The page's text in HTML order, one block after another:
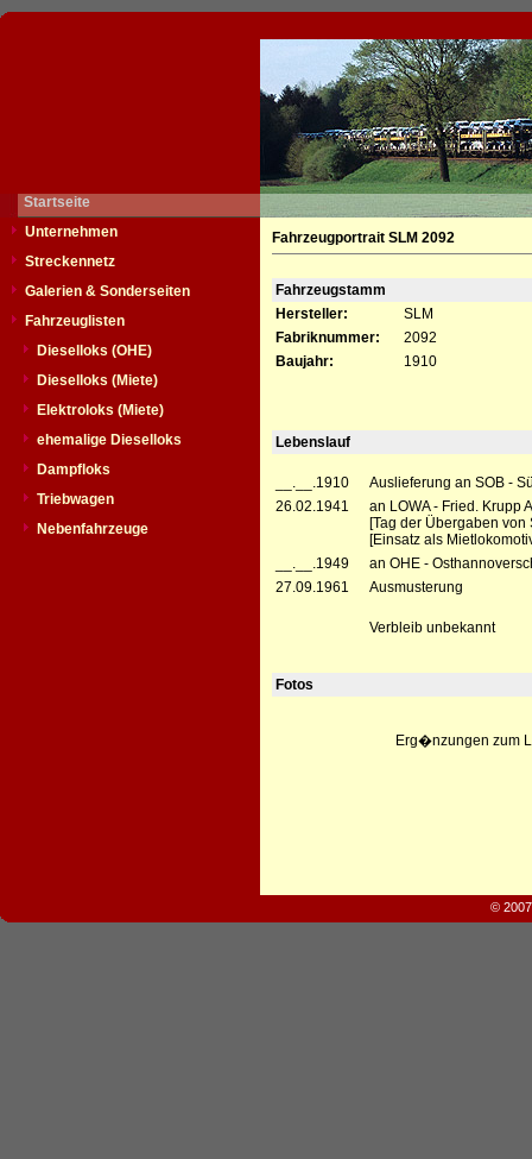
Startseite
Unternehmen
Streckennetz
Galerien & Sonderseiten
Fahrzeuglisten
Dieselloks (OHE)
Dieselloks (Miete)
Elektroloks (Miete)
ehemalige Dieselloks
Dampfloks
Triebwagen
Nebenfahrzeuge
Fahrzeugportrait SLM 2092
Fahrzeugstamm
Hersteller:
SLM
Fabriknummer:
2092
Baujahr:
1910
Lebenslauf
__.__.1910
Auslieferung an SOB -
26.02.1941
an LOWA - Fried. Krupp
[Tag der Übergaben von
[Einsatz als
__.__.1949
an OHE -
27.09.1961
Ausmusterung
Verbleib unbekannt
Fotos
Erg�nzungen zum
©